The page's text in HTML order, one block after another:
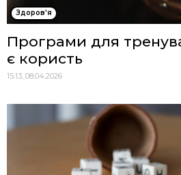
Здоров'я
Програми для
є користь
15:13, 08.04.2026